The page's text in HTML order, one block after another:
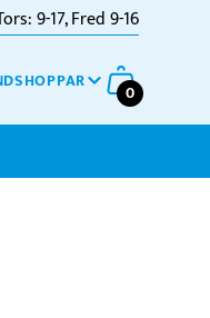
9-17, Fred 9-16
0